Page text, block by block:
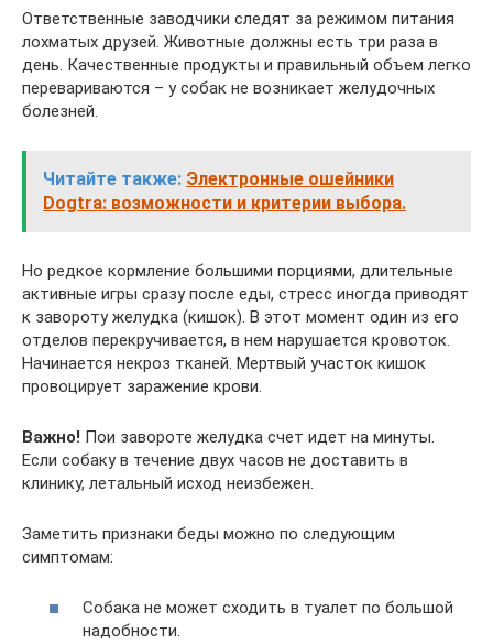
Ответственные заводчики следят за режимом питания
лохматых друзей. Животные должны есть три раза в
день. Качественные продукты и правильный объем легко
перевариваются – у собак не возникает желудочных
болезней.
Читайте также: Электронные ошейники
Dogtra: возможности и критерии выбора.
Но редкое кормление большими порциями, длительные
активные игры сразу после еды, стресс иногда приводят
к завороту желудка (кишок). В этот момент один из его
отделов перекручивается, в нем нарушается кровоток.
Начинается некроз тканей. Мертвый участок кишок
провоцирует заражение крови.
Важно! Пои завороте желудка счет идет на минуты.
Если собаку в течение двух часов не доставить в
клинику, летальный исход неизбежен.
Заметить признаки беды можно по следующим
симптомам:
Собака не может сходить в туалет по большой
надобности.